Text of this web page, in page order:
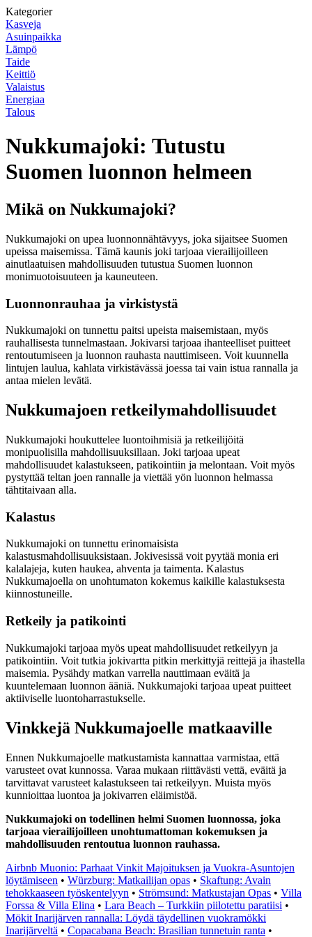
Kategorier
Kasveja
Asuinpaikka
Lämpö
Taide
Keittiö
Valaistus
Energiaa
Talous
Nukkumajoki: Tutustu
Suomen luonnon helmeen
Mikä on Nukkumajoki?
Nukkumajoki on upea luonnonnähtävyys, joka sijaitsee Suomen
upeissa maisemissa. Tämä kaunis joki tarjoaa vierailijoilleen
ainutlaatuisen mahdollisuuden tutustua Suomen luonnon
monimuotoisuuteen ja kauneuteen.
Luonnonrauhaa ja virkistystä
Nukkumajoki on tunnettu paitsi upeista maisemistaan, myös
rauhallisesta tunnelmastaan. Jokivarsi tarjoaa ihanteelliset puitteet
rentoutumiseen ja luonnon rauhasta nauttimiseen. Voit kuunnella
lintujen laulua, kahlata virkistävässä joessa tai vain istua rannalla ja
antaa mielen levätä.
Nukkumajoen retkeilymahdollisuudet
Nukkumajoki houkuttelee luontoihmisiä ja retkeilijöitä
monipuolisilla mahdollisuuksillaan. Joki tarjoaa upeat
mahdollisuudet kalastukseen, patikointiin ja melontaan. Voit myös
pystyttää teltan joen rannalle ja viettää yön luonnon helmassa
tähtitaivaan alla.
Kalastus
Nukkumajoki on tunnettu erinomaisista
kalastusmahdollisuuksistaan. Jokivesissä voit pyytää monia eri
kalalajeja, kuten haukea, ahventa ja taimenta. Kalastus
Nukkumajoella on unohtumaton kokemus kaikille kalastuksesta
kiinnostuneille.
Retkeily ja patikointi
Nukkumajoki tarjoaa myös upeat mahdollisuudet retkeilyyn ja
patikointiin. Voit tutkia jokivartta pitkin merkittyjä reittejä ja ihastella
maisemia. Pysähdy matkan varrella nauttimaan eväitä ja
kuuntelemaan luonnon ääniä. Nukkumajoki tarjoaa upeat puitteet
aktiiviselle luontoharrastukselle.
Vinkkejä Nukkumajoelle matkaaville
Ennen Nukkumajoelle matkustamista kannattaa varmistaa, että
varusteet ovat kunnossa. Varaa mukaan riittävästi vettä, eväitä ja
tarvittavat varusteet kalastukseen tai retkeilyyn. Muista myös
kunnioittaa luontoa ja jokivarren eläimistöä.
Nukkumajoki on todellinen helmi Suomen luonnossa, joka
tarjoaa vierailijoilleen unohtumattoman kokemuksen ja
mahdollisuuden rentoutua luonnon rauhassa.
Airbnb Muonio: Parhaat Vinkit Majoituksen ja Vuokra-Asuntojen
löytämiseen • Würzburg: Matkailijan opas • Skaftung: Avain
tehokkaaseen työskentelyyn • Strömsund: Matkustajan Opas • Villa
Forssa & Villa Elina • Lara Beach – Turkkiin piilotettu paratiisi •
Mökit Inarijärven rannalla: Löydä täydellinen vuokramökki
Inarijärveltä • Copacabana Beach: Brasilian tunnetuin ranta •